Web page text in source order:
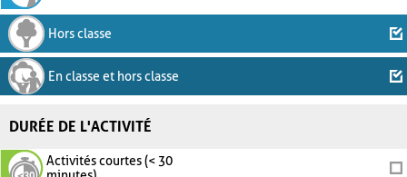
Hors classe
En classe et hors classe
DURÉE DE L'ACTIVITÉ
Activités courtes (< 30